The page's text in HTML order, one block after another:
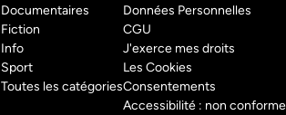
Documentaires
Fiction
Info
Sport
Toutes les catégories
Données Personnelles
CGU
J'exerce mes droits
Les Cookies
Consentements
Accessibilité : non conforme